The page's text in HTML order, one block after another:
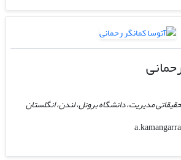
مدیریت، دانشگاه برونل، لندن، انگلستان